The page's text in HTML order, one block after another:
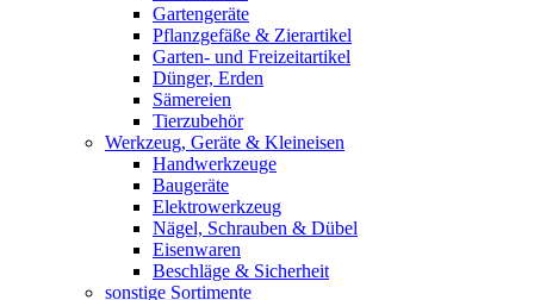
Gartengeräte
Pflanzgefäße & Zierartikel
Garten- und Freizeitartikel
Dünger, Erden
Sämereien
Tierzubehör
Werkzeug, Geräte & Kleineisen
Handwerkzeuge
Baugeräte
Elektrowerkzeug
Nägel, Schrauben & Dübel
Eisenwaren
Beschläge & Sicherheit
sonstige Sortimente